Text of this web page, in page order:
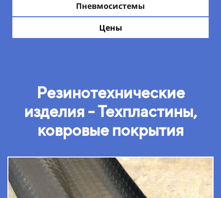
Пневмосистемы
Цены
Резинотехнические
изделия -Техпластины,
ковровые покрытия